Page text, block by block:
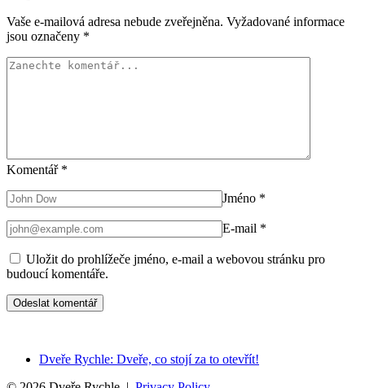
Vaše e-mailová adresa nebude zveřejněna. Vyžadované informace
jsou označeny *
Komentář *
Jméno *
E-mail *
Uložit do prohlížeče jméno, e-mail a webovou stránku pro
budoucí komentáře.
Dveře Rychle: Dveře, co stojí za to otevřít!